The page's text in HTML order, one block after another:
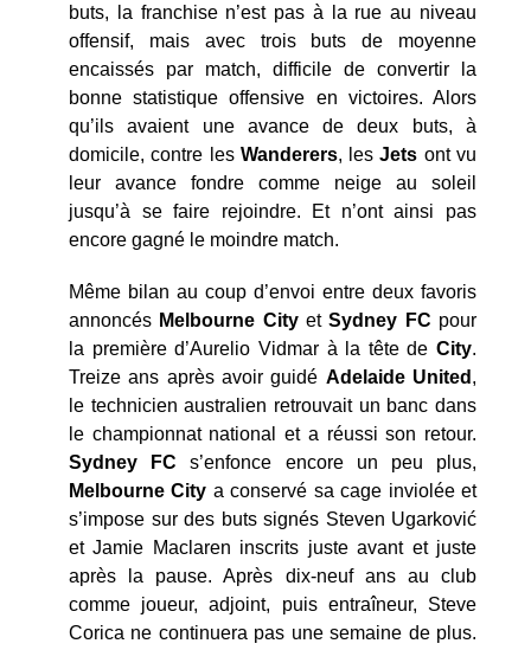
buts, la franchise n’est pas à la rue au niveau
offensif, mais avec trois buts de moyenne
encaissés par match, difficile de convertir la
bonne statistique offensive en victoires. Alors
qu’ils avaient une avance de deux buts, à
domicile, contre les Wanderers, lesJets ont vu
leur avance fondre comme neige au soleil
jusqu’à se faire rejoindre. Et n’ont ainsi pas
encore gagné le moindre match.
Même bilan au coup d’envoi entre deux favoris
annoncés Melbourne CityetSydney FC pour
la première d’Aurelio Vidmar à la tête de City.
Treize ans après avoir guidé Adelaide United ,
le technicien australien retrouvait un banc dans
le championnat national et a réussi son retour.
Sydney FCs’enfonce encore un peu plus,
Melbourne City a conservé sa cage inviolée et
s’impose sur des buts signés Steven Ugarković
et Jamie Maclaren inscrits juste avant et juste
après la pause. Après dix-neuf ans au club
comme joueur, adjoint, puis entraîneur, Steve
Corica ne continuera pas une semaine de plus.